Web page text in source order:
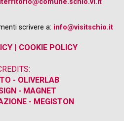
scrivere a: info@visitschio.it
| COOKIE POLICY
- OLIVERLAB
- MAGNET
- MEGISTON